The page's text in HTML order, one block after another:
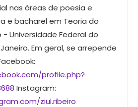
nas áreas de poesia e
e bacharel em Teoria do
- Universidade Federal do
Em geral, se arrepende
profile.php?
Instagram:
ziul.ribeiro